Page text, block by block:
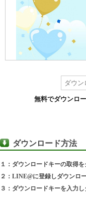
無料でダウンロ
ダウンロード方法
１：ダウンロードキーの取得を
２：LINE@に登録しダウンロ
３：ダウンロードキーを入力